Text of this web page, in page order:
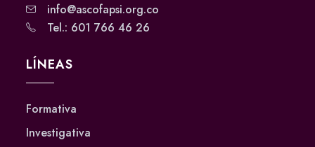
info@ascofapsi.org.co
Tel.: 601 766 46 26
LÍNEAS
Formativa
Investigativa